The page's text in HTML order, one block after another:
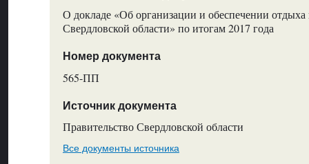
О докладе «Об организации и обеспечении отдыха
Свердловской области» по итогам 2017 года
Номер документа
565-ПП
Источник документа
Правительство Свердловской области
Все документы источника